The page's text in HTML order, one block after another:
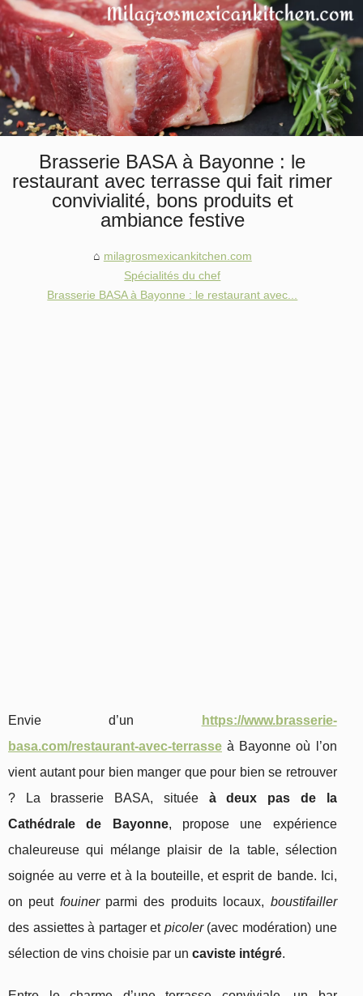
Brasserie BASA à Bayonne : le
restaurant avec terrasse qui fait rimer
convivialité, bons produits et
ambiance festive
milagrosmexicankitchen.com
Spécialités du chef
Brasserie BASA à Bayonne : le restaurant avec...
Envie d’un
https://www.brasserie-
basa.com/restaurant-avec-terrasse à Bayonne où l’on
vient autant pour bien manger que pour bien se retrouver
? La brasserie BASA, située à deux pas de la
Cathédrale de Bayonne, propose une expérience
chaleureuse qui mélange plaisir de la table, sélection
soignée au verre et à la bouteille, et esprit de bande. Ici,
on peut fouinerparmi des produits locaux, boustifailler
des assiettes à partager et picoler(avec modération) une
sélection de vins choisie par un caviste intégré.